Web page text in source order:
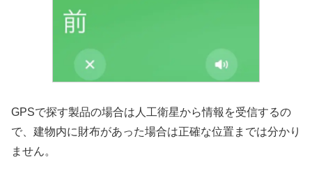
GPSで探す製品の場合は人工衛星から情報を受信するの
で、建物内に財布があった場合は正確な位置までは分かり
ません。